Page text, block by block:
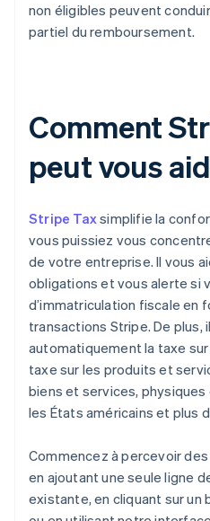
non éligibles peuvent
partiel du remboursement.
Comment
peut vous
Stripe Taxsimplifie la
vous puissiez vous
de votre entreprise. Il vous
obligations et vous alerte si
d’immatriculation fiscale en
transactions Stripe. De plus,
automatiquement la taxe
taxe sur les produits et
biens et services, physiques
les États américains et plus
Commencez à percevoir
en ajoutant une seule ligne
existante, en cliquant sur un